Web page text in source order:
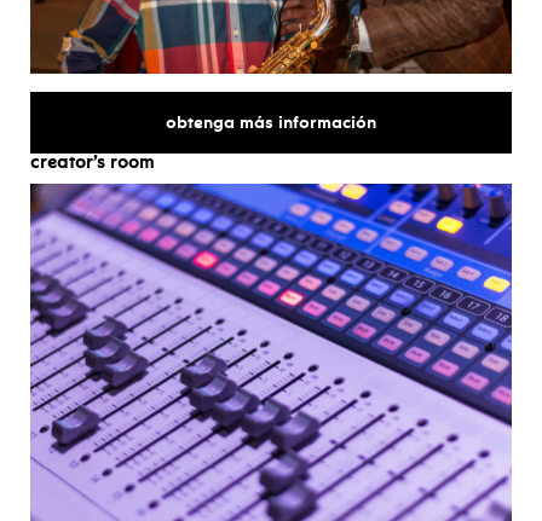
obtenga más informaciónsobre
creator’s room